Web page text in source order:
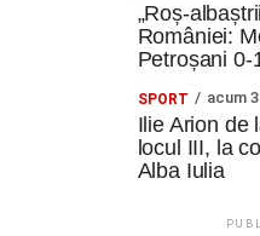
„Roș-
României:
Petroșani 0-
SPORT acum
Ilie Arion de
locul III, la
Alba Iulia